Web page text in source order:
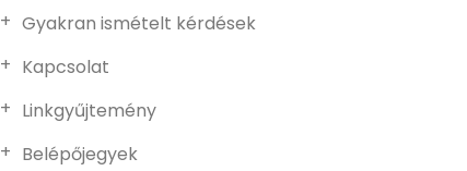
Gyakran ismételt kérdések
Kapcsolat
Linkgyűjtemény
Belépőjegyek